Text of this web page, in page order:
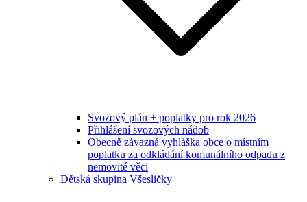
Svozový plán + poplatky pro rok 2026
Přihlášení svozových nádob
Obecně závazná vyhláška obce o místním
poplatku za odkládání komunálního odpadu z
nemovité věci
Dětská skupina Všesličky